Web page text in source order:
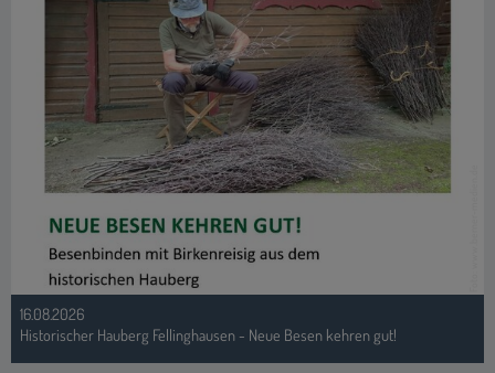
16.08.2026
Historischer Hauberg Fellinghausen - Neue Besen kehren gut!
Alle Veranstaltungen >>